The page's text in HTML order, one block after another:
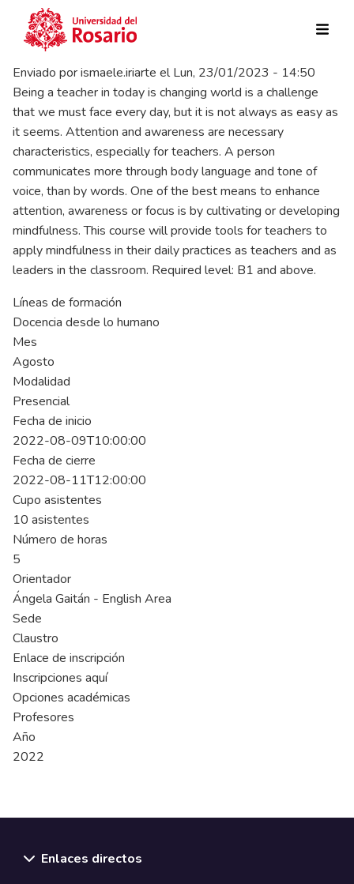
Pasar al contenido principal
Enviado porismaele.iriarte elLun, 23/01/2023 - 14:50
Being a teacher in today is changing world is a challenge
that we must face every day, but it is not always as easy as
it seems. Attention and awareness are necessary
characteristics, especially for teachers. A person
communicates more through body language and tone of
voice, than by words. One of the best means to enhance
attention, awareness or focus is by cultivating or developing
mindfulness. This course will provide tools for teachers to
apply mindfulness in their daily practices as teachers and as
leaders in the classroom. Required level: B1 and above.
Líneas de formación
Docencia desde lo humano
Mes
Agosto
Modalidad
Presencial
Fecha de inicio
2022-08-09T10:00:00
Fecha de cierre
2022-08-11T12:00:00
Cupo asistentes
10 asistentes
Número de horas
5
Orientador
Ángela Gaitán - English Area
Sede
Claustro
Enlace de inscripción
Inscripciones aquí
Opciones académicas
Profesores
Año
2022
Enlaces directos